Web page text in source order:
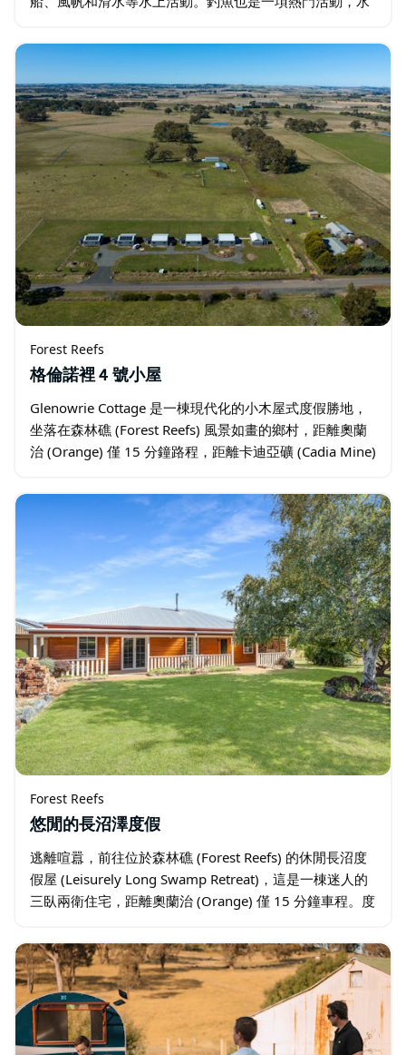
橋。雨後…
Forest Reefs
格倫諾裡 4 號小屋
Glenowrie Cottage 是一棟現代化的小木屋式度假勝地，
坐落在森林礁 (Forest Reefs) 風景如畫的鄉村，距離奧蘭
治 (Orange) 僅 15 分鐘路程，距離卡迪亞礦 (Cadia Mine)
Forest Reefs
悠閒的長沼澤度假
逃離喧囂，前往位於森林礁 (Forest Reefs) 的休閒長沼度
假屋 (Leisurely Long Swamp Retreat)，這是一棟迷人的
三臥兩衛住宅，距離奧蘭治 (Orange) 僅 15 分鐘車程。度